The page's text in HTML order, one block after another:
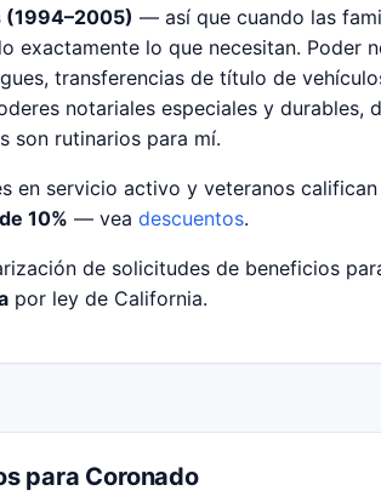
(1994–2005) — así que cuando las
exactamente lo que necesitan. Poder
transferencias de título de
notariales especiales y durables,
son rutinarios para mí.
en servicio activo y veteranos
10% — vea descuentos.
de solicitudes de beneficios
por ley de California.
para Coronado